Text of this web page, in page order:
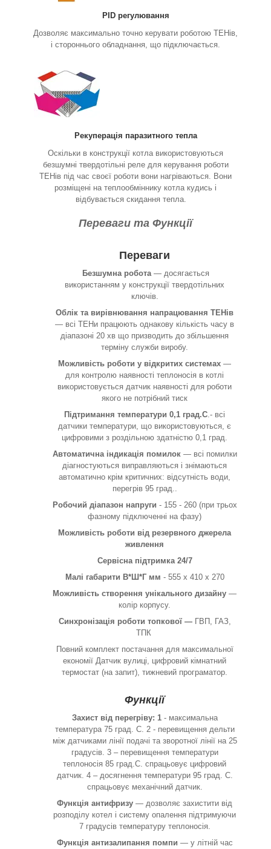
PID регулювання
Дозволяє максимально точно керувати роботою ТЕНів,
і стороннього обладнання, що підключається.
Рекуперація паразитного тепла
Оскільки в конструкції котла використовуються
безшумні твердотільні реле для керування роботи
ТЕНів під час своєї роботи вони нагріваються. Вони
розміщені на теплообміннику котла кудись і
відбувається скидання тепла.
Переваги та Функції
Переваги
Безшумна робота— досягається
використанням у конструкції твердотільних
ключів.
Облік та вирівнювання напрацювання ТЕНів
— всі ТЕНи працюють однакову кількість часу в
діапазоні 20 хв що призводить до збільшення
терміну служби виробу.
Можливість роботи у відкритих системах —
для контролю наявності теплоносія в котлі
використовується датчик наявності для роботи
якого не потрібний тиск
Підтримання температури 0,1 град.С.- всі
датчики температури, що використовуються, є
цифровими з роздільною здатністю 0,1 град.
Автоматична індикація помилок— всі помилки
діагностуються виправляються і знімаються
автоматично крім критичних: відсутність води,
перегрів 95 град..
Робочий діапазон напруги - 155 - 260 (при трьох
фазному підключенні на фазу)
Можливість роботи від резервного джерела
живлення
Сервісна підтримка 24/7
Малі габарити В*Ш*Г мм - 555 х 410 х 270
Можливість створення унікального дизайну —
колір корпусу.
Синхронізація роботи топкової —ГВП, ГАЗ,
ТПК
Повний комплект постачання для максимальної
економії Датчик вулиці, цифровий кімнатний
термостат (на запит), тижневий програматор.
Функції
Захист від перегріву: 1- максимальна
температура 75 град. С. 2 - перевищення дельти
між датчиками лінії подачі та зворотної лінії на 25
градусів. 3 – перевищення температури
теплоносія 85 град.С. спрацьовує цифровий
датчик. 4 – досягнення температури 95 град. С.
спрацьовує механічний датчик.
Функція антифризу — дозволяє захистити від
розподілу котел і систему опалення підтримуючи
7 градусів температуру теплоносія.
Функція антизалипання помпи — у літній час